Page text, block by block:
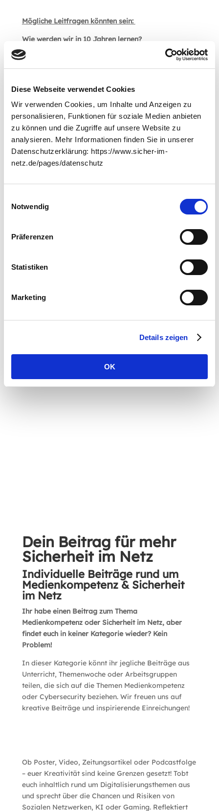
Diese Webseite verwendet Cookies
Wir verwenden Cookies, um Inhalte und Anzeigen zu
personalisieren, Funktionen für soziale Medien anbieten
zu können und die Zugriffe auf unsere Website zu
analysieren. Mehr Informationen finden Sie in unserer
Datenschutzerklärung: https://www.sicher-im-
netz.de/pages/datenschutz
Notwendig
Präferenzen
Statistiken
Marketing
Details zeigen
OK
Mögliche Leitfragen könnten sein:
Wie werden wir in 10 Jahren lernen?
Digitale Schulen, KI-gestützte Lehrer*innen, Virtual
Reality im Unterricht?
Wie verändert sich unser Alltag durch neue
Smart Homes, autonomes Fahren, digitale
Assistenten, KI im Alltag?
Wie werden wir arbeiten?
Welche Jobs gibt es vielleicht nicht mehr, welche
Automatisierung?
Was sind Chancen & Risiken?
neue Freiheiten und Innovationen.
wohin sich die Digitalisierung entwickeln könnte?
Aufgabenstellung herunterladen
Dein Beitrag für mehr
Sicherheit im Netz
Individuelle Beiträge rund um
Medienkompetenz & Sicherheit
im Netz
Ihr habe einen Beitrag zum Thema
Medienkompetenz oder Sicherheit im Netz, aber
findet euch in keiner Kategorie wieder? Kein
Problem!
In dieser Kategorie könnt ihr jegliche Beiträge aus
Unterricht, Themenwoche oder Arbeitsgruppen
teilen, die sich auf die Themen Medienkompetenz
oder Cybersecurity beziehen. Wir freuen uns auf
kreative Beiträge und inspirierende Einreichungen!
Ob Poster, Video, Zeitungsartikel oder Podcastfolge
– euer Kreativität sind keine Grenzen gesetzt! Tobt
euch inhaltlich rund um Digitalisierungsthemen aus
und sprecht über die Chancen und Risiken von
Sozialen Netzwerken, KI oder Gaming. Reflektiert